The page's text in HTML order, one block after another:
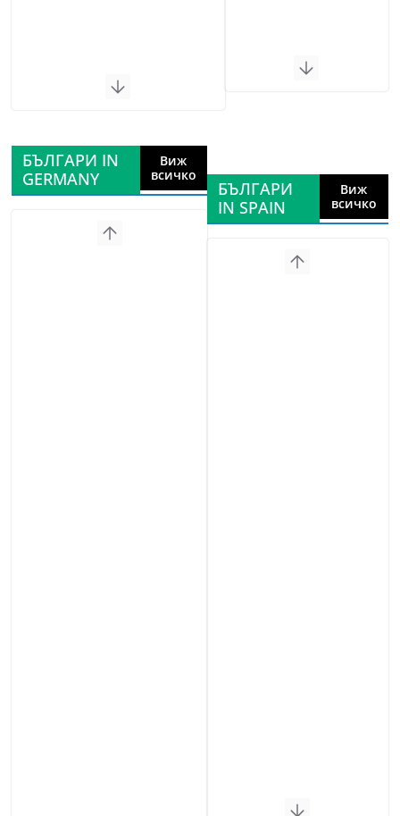
БЪЛГАРИ IN
GERMANY
Виж
всичко
БЪЛГАРИ
IN SPAIN
Виж
всичко